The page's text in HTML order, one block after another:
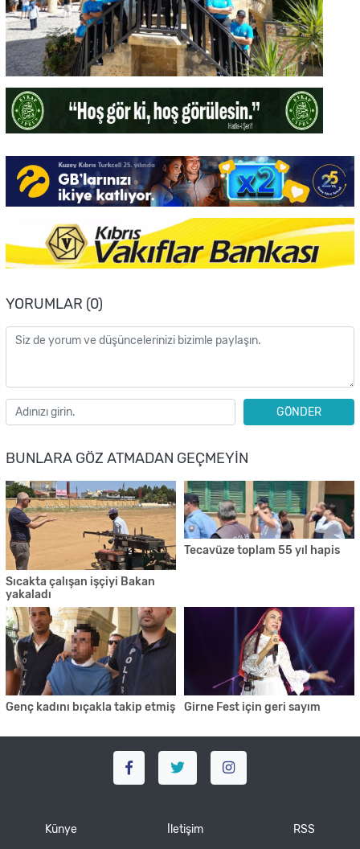
YORUMLAR (0)
GÖNDER
BUNLARA GÖZ ATMADAN GEÇMEYIN
Sıcakta çalışan işçiyi Bakan
yakaladı
Tecavüze toplam 55 yıl hapis
Genç kadını bıçakla takip etmiş Girne Fest için geri sayım
Künye İletişim RSS